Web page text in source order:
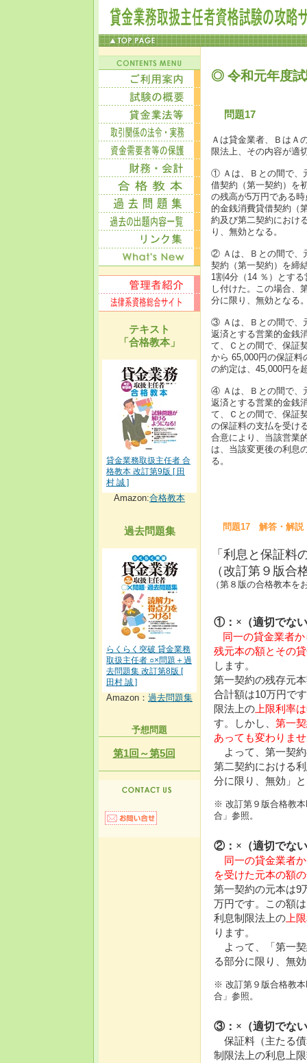
テキスト
「合格教本」
貸金業務取扱主任者 合
格教本 改訂第9版 [ 田
村 誠 ]
Amazon:合格教本
過去問題集
らくらく突破 貸金業務
取扱主任者 ○×問題＋過
去問題集 改訂第8版 [
田村 誠 ]
Amazon： 過去問題集
予想問題
第1回～第5回
◎ 令和元年度
問題17
Ａは貸金業者、Ｂは
限法上、その内容が適
① Ａは、Ｂとの間で、
借契約（第一契約）を
の残高が5万円である
的金銭消費貸借契約（
約及び第二契約におけ
り、無効となる。
② Ａは、Ｂとの間で、
契約（第一契約）を締
1割4分（14 ％）とす
し付けた。この場合、
分に限り、無効となる
③ Ａは、Ｂとの間で、
返済とする営業的金銭
て、Ｃとの間で、保証
から 65,000円の保証料
の約定は、45,000円を
④ Ａは、Ｂとの間で、
返済とする営業的金銭
て、Ｃとの間で、保証
の保証料の支払を受け
合意により、当該営業
は、当該変更後の利息
る。
問題17 解答・解説
「利息と保証料
（改訂第９版合
（第８版の合格教本を
①：×（適切でな
同一の貸金業者
残元本の額とその
します。
第一契約の残存元
合計額は10万円で
限法上の 上限利率
す。しかし、 第一
あっても変わりま
よって、第一契約
第二契約における
分に限り、無効」
※ 改訂第９版合格教本
合」参照。
②：×（適切でな
同一の貸金業者
を受けた元本の額
第一契約の元本は9
万円です。この額は
利息制限法上の 上
ります。
よって、「第一契
る部分に限り、無
※ 改訂第９版合格教本
合」参照。
③：×（適切でな
保証料（主たる
制限法上の利息上